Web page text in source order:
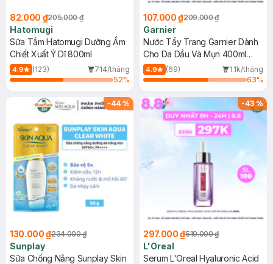
82.000 ₫205.000 ₫
Hatomugi
Sữa Tắm Hatomugi Dưỡng Ẩm
Chiết Xuất Ý Dĩ 800ml
4.9 (123)
714/tháng
52%
107.000 ₫209.000 ₫
Garnier
Nước Tẩy Trang Garnier Dành
Cho Da Dầu Và Mụn 400ml
(Mới)
4.9 (69)
1.1k/tháng
63%
-44 %
130.000 ₫234.000 ₫
Sunplay
Sữa Chống Nắng Sunplay Skin
-43%
297.000 ₫519.000 ₫
L'Oreal
Serum L'Oreal Hyaluronic Acid